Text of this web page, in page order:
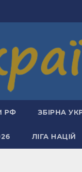
РФ ЗБІРНА
ЛІГА НАЦІЙ